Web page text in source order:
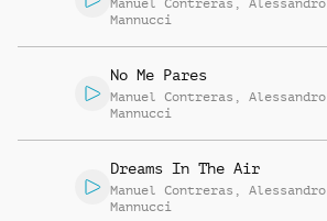
Manuel Contreras , Alessandro
Mannucci
No Me Pares
Manuel Contreras , Alessandro
Mannucci
Dreams In The Air
Manuel Contreras , Alessandro
Mannucci